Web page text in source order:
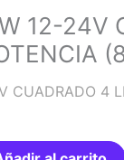
12-24V
CUADRADO 4